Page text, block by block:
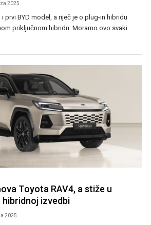
2025.
prvi BYD model, a riječ je o plug-in hibridu
priključnom hibridu. Moramo ovo svaki
Toyota RAV4, a stiže u
hibridnoj izvedbi
2025.